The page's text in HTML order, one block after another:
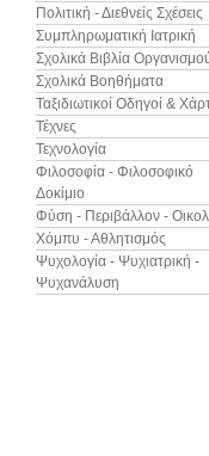
Πολιτική - Διεθνείς Σχέσεις
Συμπληρωματική Ιατρική
Σχολικά Βιβλία
Σχολικά Βοηθήματα
Ταξιδιωτικοί Οδηγοί &
Τέχνες
Τεχνολογία
Φιλοσοφία - Φιλοσοφικό
Δοκίμιο
Φύση - Περιβάλλον -
Χόμπυ - Αθλητισμός
Ψυχολογία - Ψυχιατρική -
Ψυχανάλυση